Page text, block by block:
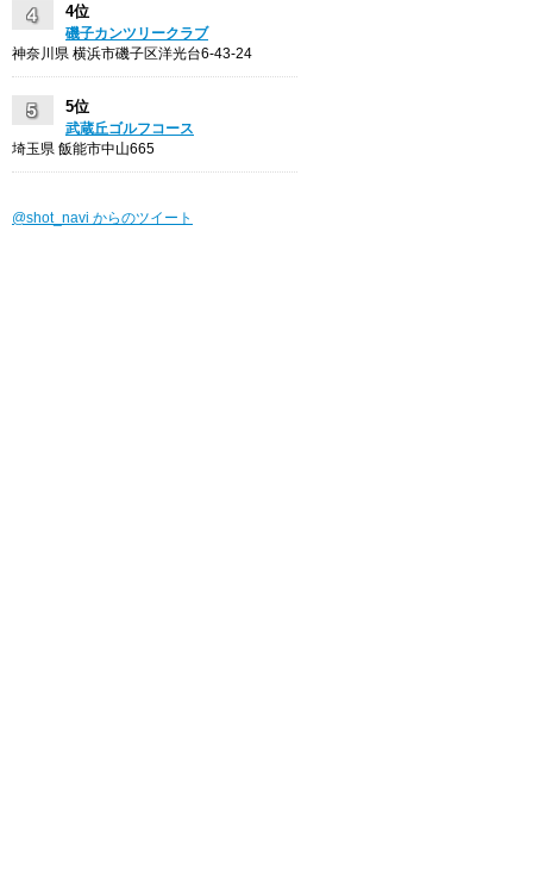
4位
磯子カンツリークラブ
神奈川県 横浜市磯子区洋光台6-43-24
5位
武蔵丘ゴルフコース
埼玉県 飯能市中山665
@shot_navi からのツイート